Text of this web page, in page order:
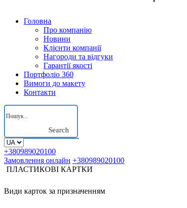
Головна
Про компанію
Новини
Клієнти компанії
Нагороди та відгуки
Гарантії якості
Портфоліо 360
Вимоги до макету
Контакти
Search
+380989020100
Замовлення онлайн +380989020100
ПЛАСТИКОВІ КАРТКИ
Види карток за призначенням